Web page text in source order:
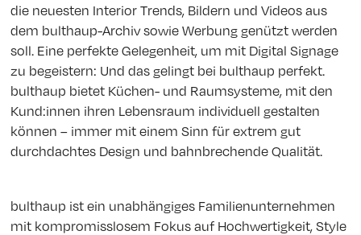
die neuesten Interior Trends, Bildern und Videos aus
dem bulthaup-Archiv sowie Werbung genützt werden
soll. Eine perfekte Gelegenheit, um mit Digital Signage
zu begeistern: Und das gelingt bei bulthaup perfekt.
bulthaup bietet Küchen- und Raumsysteme, mit den
Kund:innen ihren Lebensraum individuell gestalten
können – immer mit einem Sinn für extrem gut
durchdachtes Design und bahnbrechende Qualität.
bulthaup ist ein unabhängiges Familienunternehmen
mit kompromisslosem Fokus auf Hochwertigkeit, Style